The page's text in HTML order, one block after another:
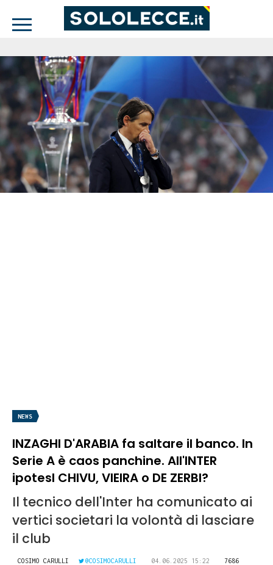
NEWS
INZAGHI D'ARABIA fa saltare il banco. In
Serie A è caos panchine. All'INTER
ipotesI CHIVU, VIEIRA o DE ZERBI?
Il tecnico dell'Inter ha comunicato ai
vertici societari la volontà di lasciare
il club
COSIMO CARULLI @COSIMOCARULLI 04.06.2025 15:22
7686